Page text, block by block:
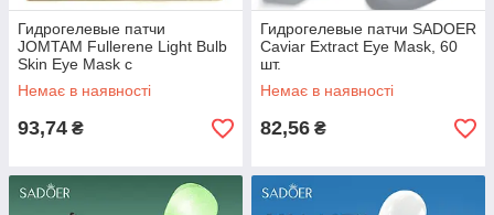
Гидрогелевые патчи
JOMTAM Fullerene Light Bulb
Skin Eye Mask с
фуллереном, 60 шт.
Немає в наявності
93,74 ₴
Гидрогелевые патчи SADOER
Caviar Extract Eye Mask, 60
шт.
Немає в наявності
82,56 ₴